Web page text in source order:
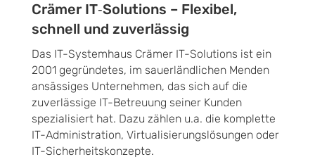
Crämer IT‑Solutions – Flexibel,
schnell und zuverlässig
Das IT-Systemhaus Crämer IT-Solutions ist ein
2001 gegründetes, im sauerländlichen Menden
ansässiges Unternehmen, das sich auf die
zuverlässige IT-Betreuung seiner Kunden
spezialisiert hat. Dazu zählen u.a. die komplette
IT-Administration, Virtualisierungslösungen oder
IT-Sicherheitskonzepte.